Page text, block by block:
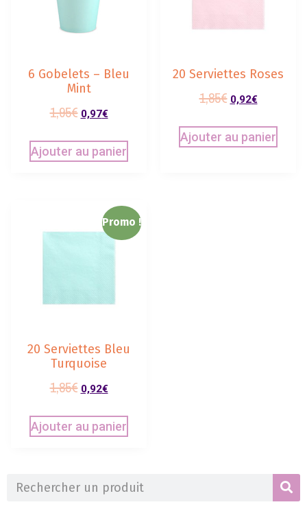
6 Gobelets – Bleu
Mint
1,95€ 0,97€
Ajouter au panier
20 Serviettes Roses
1,85€ 0,92€
Ajouter au panier
Promo !
20 Serviettes Bleu
Turquoise
1,85€ 0,92€
Ajouter au panier